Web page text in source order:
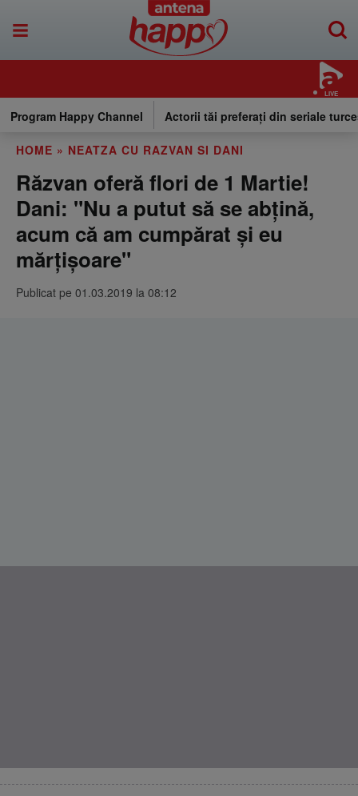
LIVE
Program Happy Channel Actorii tăi preferați din seriale
HOME » NEATZA CU RAZVAN SI DANI
Răzvan oferă flori de 1 Martie!
Dani: "Nu a putut să se abțină,
acum că am cumpărat și eu
mărțișoare"
Publicat pe 01.03.2019 la 08:12